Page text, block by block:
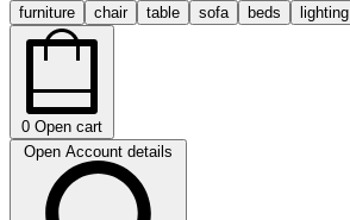
furniture chair table sofa beds lighting
0 Open cart
Open Account details